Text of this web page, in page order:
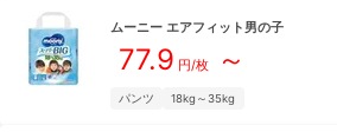
ムーニー エアフィット男の子
77.9 円/枚～
パンツ 18kg～35kg